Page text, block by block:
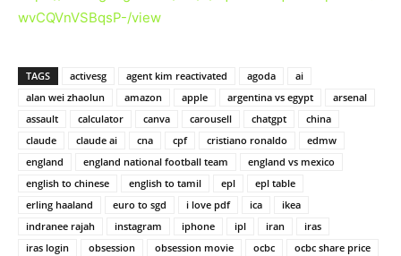
wvCQVnVSBqsP-/view
TAGS activesg agent kim reactivated agoda
ai
alan wei zhaolun
amazon apple argentina vs egypt
arsenal
assault
calculator canva carousell chatgpt
china
claude
claude ai cna cpf cristiano ronaldo
edmw
england
england national football team
england vs mexico
english to chinese
english to tamil epl
epl table
erling haaland
euro to sgd i love pdf ica
ikea
indranee rajah
instagram iphone ipl iran
iras
iras login
obsession obsession movie ocbc
ocbc share price